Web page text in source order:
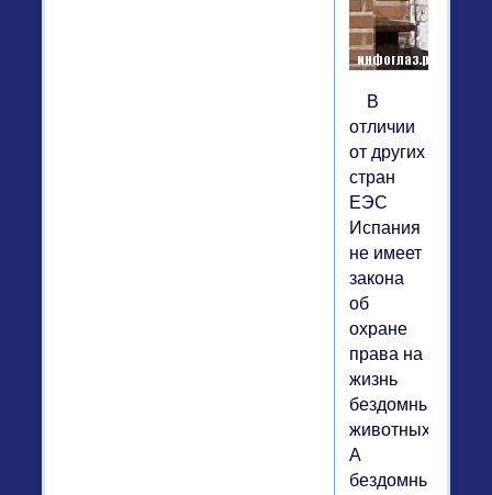
В
отличии
от других
стран
ЕЭС
Испания
не имеет
закона
об
охране
права на
жизнь
бездомных
животных.
А
бездомными